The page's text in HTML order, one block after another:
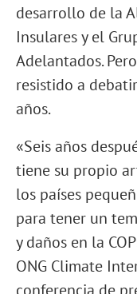
desarrollo de la
Insulares y el
Adelantados.
resistido a
años.
«Seis años
tiene su propio
los países
para tener un
y daños en la
ONG Climate